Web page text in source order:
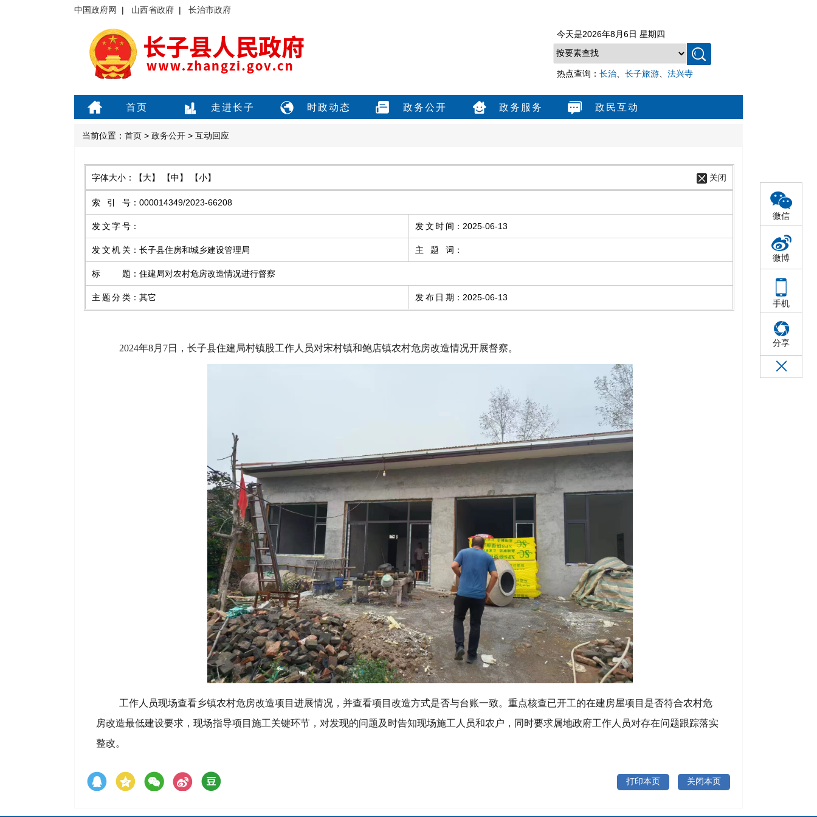
微信
微博
手机
分享
中国政府网 | 山西省政府 | 长治市政府
今天是2026年8月6日 星期四
热点查询： 长治 长子旅游 法兴寺
首页 走进长子 时政动态 政务公开 政务服务 政民互动
当前位置： 首页 > 政务公开 > 互动回应
字体大小： 【大】 【中】 【小】 关闭
索引号 ： 000014349/2023-66208
发文字号 ： 发文时间 ： 2025-06-13
发文机关 ： 长子县住房和城乡建设管理局 主题词 ：
标题 ： 住建局对农村危房改造情况进行督察
主题分类 ： 其它 发布日期 ： 2025-06-13
2024年8月7日，长子县住建局村镇股工作人员对宋村镇和鲍店镇农村危房改造情况开展督察。
工作人员现场查看乡镇农村危房改造项目进展情况，并查看项目改造方式是否与台账一致。重点核查已开工的在建房屋项目是否符合农村危
房改造最低建设要求，现场指导项目施工关键环节，对发现的问题及时告知现场施工人员和农户，同时要求属地政府工作人员对存在问题跟踪落实
整改。
打印本页 关闭本页